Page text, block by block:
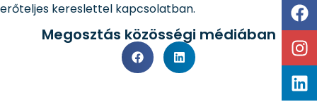
erőteljes kereslettel kapcsolatban.
Megosztás közösségi médiában